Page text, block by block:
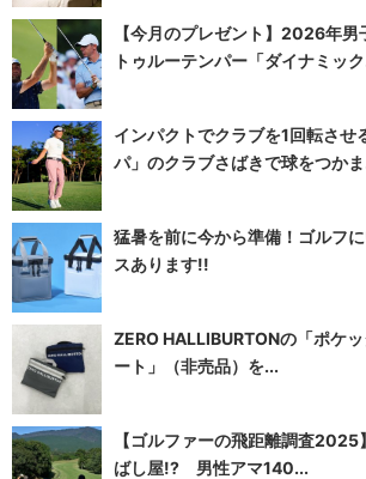
【今月のプレゼント】2026年男
トゥルーテンパー「ダイナミッ
インパクトでクラブを1回転させ
パ」のクラブさばきで球をつか
猛暑を前に今から準備！ゴルフ
スあります!!
ZERO HALLIBURTONの「ポケ
ート」（非売品）を...
【ゴルファーの飛距離調査
ばし屋!? 男性アマ140...